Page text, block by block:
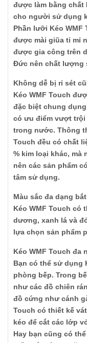
được làm bằng chất
cho người sử dụng
Phần lưỡi Kéo WMF
được mài giũa tỉ mỉ
được gia công trên
Đức nên chất lượng
Không dễ bị rỉ sét
Kéo WMF Touch
đặc biệt chung
có ưu điểm vượt
trong nước. Thông
Touch đều có chất
% kim loại khác, mà
nên các sản phẩm
tâm sử dụng.
Màu sắc đa dạng
Kéo WMF Touch có
dương, xanh lá và
lựa chọn sản phẩm
Kéo WMF Touch đa
Bạn có thể sử dụng
phòng bếp. Trong
như các đồ chiên
đồ cứng như cánh
Touch có thiết kế
kéo để cắt các lớp
Hay bạn cũng có